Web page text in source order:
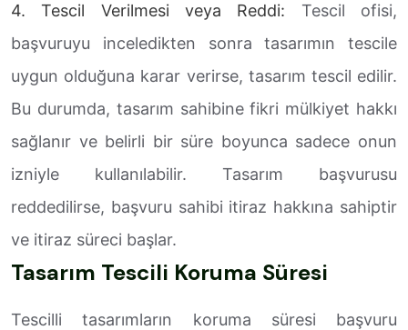
4. Tescil Verilmesi veya Reddi: Tescil ofisi,
başvuruyu inceledikten sonra tasarımın tescile
uygun olduğuna karar verirse, tasarım tescil edilir.
Bu durumda, tasarım sahibine fikri mülkiyet hakkı
sağlanır ve belirli bir süre boyunca sadece onun
izniyle kullanılabilir. Tasarım başvurusu
reddedilirse, başvuru sahibi itiraz hakkına sahiptir
ve itiraz süreci başlar.
Tasarım Tescili Koruma Süresi
Tescilli tasarımların koruma süresi başvuru